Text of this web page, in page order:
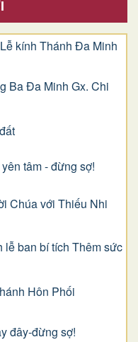
kính Thánh Đa Minh
Ba Đa Minh Gx. Chi
tâm - đừng sợ!
Chúa với Thiếu Nhi
lễ ban bí tích Thêm sức
Hôn Phối
đây-đừng sợ!